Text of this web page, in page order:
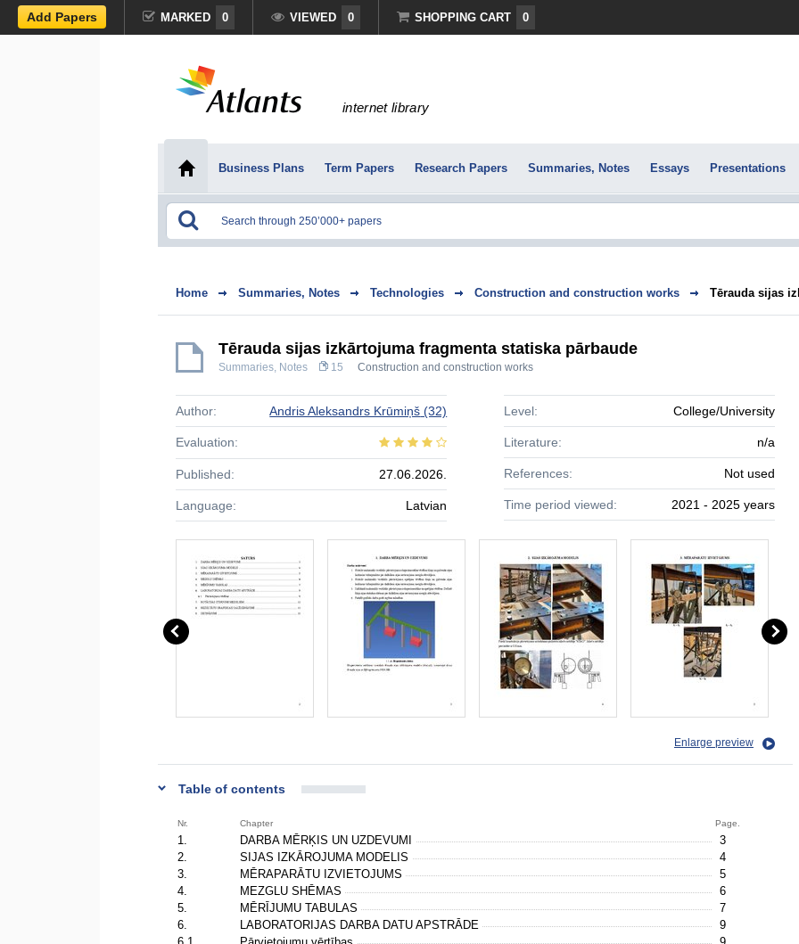
Add Papers MARKED 0 VIEWED 0 SHOPPING CART 0
internet library
Business Plans Term Papers Research Papers Summaries, Notes Essays Presentations
Home Summaries, Notes Technologies Construction and construction works Tērauda sijas
Tērauda sijas izkārtojuma fragmenta statiska pārbaude
Summaries, Notes 15 Construction and construction works
Author: Andris Aleksandrs Krūmiņš (32)
Evaluation:
Published: 27.06.2026.
Language: Latvian
Level: College/University
Literature: n/a
References: Not used
Time period viewed: 2021 - 2025 years
Enlarge preview
Table of contents
Nr. Chapter Page.
1. DARBA MĒRĶIS UN UZDEVUMI
3
2.
SIJAS IZKĀROJUMA MODELIS
4
3.
MĒRAPARĀTU IZVIETOJUMS
5
4.
MEZGLU SHĒMAS
6
5.
MĒRĪJUMU TABULAS
7
6.
LABORATORIJAS DARBA DATU APSTRĀDE
9